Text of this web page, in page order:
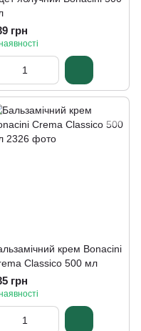
грн
крем Bonacini
Classico 500 мл
грн